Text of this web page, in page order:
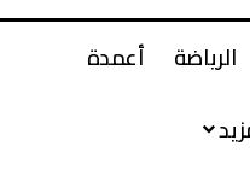
الرياضة
أعمدة